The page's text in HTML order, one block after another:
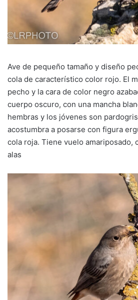
Ave de pequeño tamaño y diseño
cola de característico color rojo. El
pecho y la cara de color negro
cuerpo oscuro, con una mancha
hembras y los jóvenes son
acostumbra a posarse con figura
cola roja. Tiene vuelo amariposado,
alas